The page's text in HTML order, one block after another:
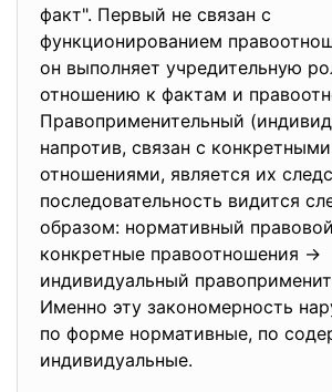
факт". Первый не связан с
функционированием
он выполняет учредительную
отношению к фактам и
Правоприменительный
напротив, связан с конкретными
отношениями, является их
последовательность видится
образом: нормативный
конкретные правоотношения ->
индивидуальный
Именно эту закономерность
по форме нормативные, по
индивидуальные.